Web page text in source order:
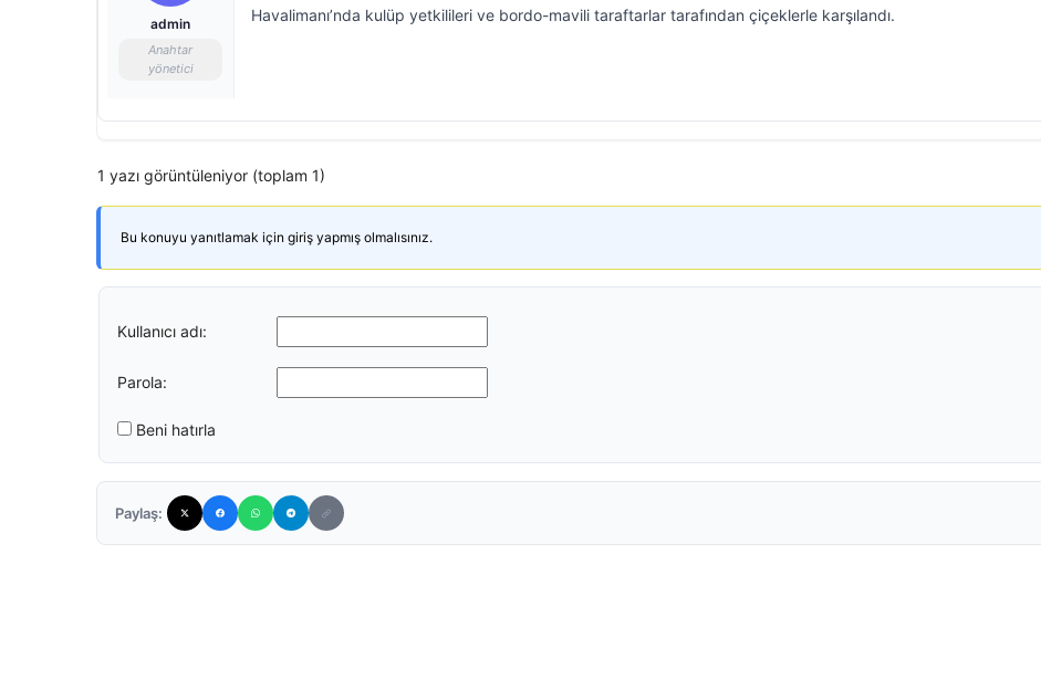
admin
Anahtar
yönetici
Havalimanı’nda kulüp yetkilileri ve bordo-mavili taraftarlar tarafından çiçeklerle karşılandı.
1 yazı görüntüleniyor (toplam 1)
Bu konuyu yanıtlamak için giriş yapmış olmalısınız.
Kullanıcı adı:
Parola:
Beni hatırla
Paylaş: